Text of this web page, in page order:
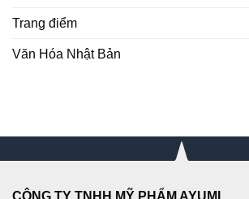
Trang điểm
Văn Hóa Nhật Bản
CÔNG TY TNHH MỸ PHẨM AYUMI